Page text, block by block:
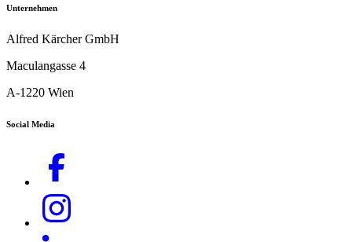
Download PDF
Handbuch
Unternehmen
Alfred Kärcher GmbH
Maculangasse 4
A-1220 Wien
Social Media